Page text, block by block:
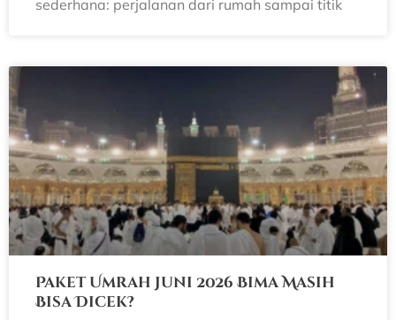
sederhana: perjalanan dari rumah sampai titik
Paket Umrah Juni 2026 Bima Masih
Bisa Dicek?